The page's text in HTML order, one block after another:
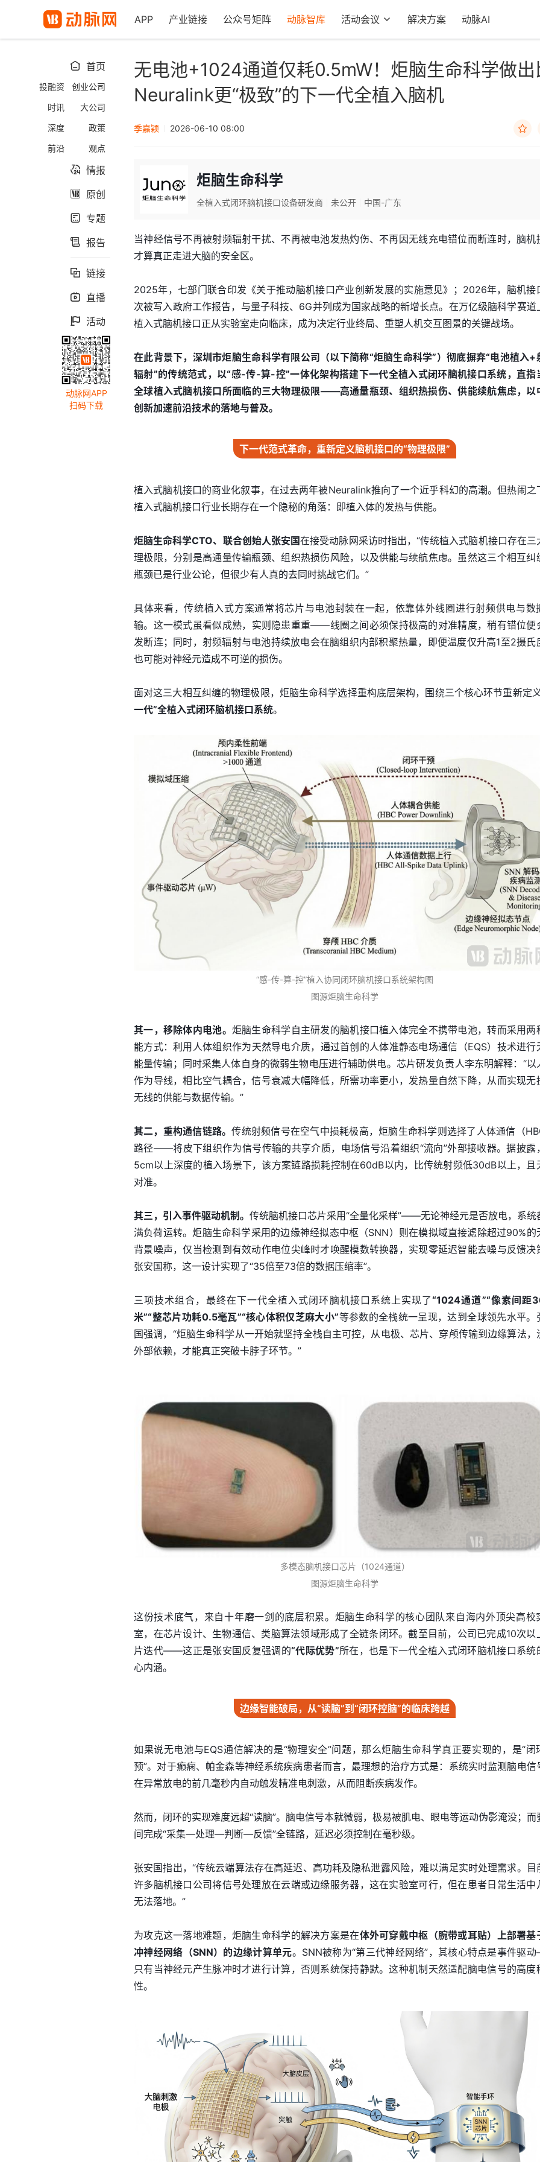
APP 产业链接 公众号矩阵 动脉智库 活动会议 解决方案 动脉AI
 首页
投融资
创业公司
时讯
大公司
深度
政策
前沿
观点
 情报
 原创
 专题
 报告
 链接
 直播
 活动
动脉网APP
扫码下载
无电池+1024通道仅耗0.5mW！炬脑生命科学做出
Neuralink更“极致”的下一代全植入脑机
季嘉颖 2026-06-10 08:00 
炬脑生命科学
全植入式闭环脑机接口设备研发商 未公开 中国-广东
当神经信号不再被射频辐射干扰、不再被电池发热灼伤、不再因无线充电错位而断连时，脑机
才算真正走进大脑的安全区。
2025年，七部门联合印发《关于推动脑机接口产业创新发展的实施意见》；2026年，脑机接
次被写入政府工作报告，与量子科技、6G并列成为国家战略的新增长点。在万亿级脑科学赛道
植入式脑机接口正从实验室走向临床，成为决定行业终局、重塑人机交互图景的关键战场。
在此背景下，深圳市炬脑生命科学有限公司（以下简称“炬脑生命科学”）彻底摒弃“电池植入+
辐射”的传统范式，以“感-传-算-控”一体化架构搭建下一代全植入式闭环脑机接口系统，直指
全球植入式脑机接口所面临的三大物理极限——高通量瓶颈、组织热损伤、供能续航焦虑，以
创新加速前沿技术的落地与普及。
下一代范式革命，重新定义脑机接口的“物理极限”
植入式脑机接口的商业化叙事，在过去两年被Neuralink推向了一个近乎科幻的高潮。但热闹之
植入式脑机接口行业长期存在一个隐秘的角落：即植入体的发热与供能。
炬脑生命科学CTO、联合创始人张安国在接受动脉网采访时指出，“传统植入式脑机接口存在三
理极限，分别是高通量传输瓶颈、组织热损伤风险，以及供能与续航焦虑。虽然这三个相互纠
瓶颈已是行业公论，但很少有人真的去同时挑战它们。”
具体来看，传统植入式方案通常将芯片与电池封装在一起，依靠体外线圈进行射频供电与数
输。这一模式虽看似成熟，实则隐患重重——线圈之间必须保持极高的对准精度，稍有错位便
发断连；同时，射频辐射与电池持续放电会在脑组织内部积聚热量，即便温度仅升高1至2摄氏
也可能对神经元造成不可逆的损伤。
面对这三大相互纠缠的物理极限，炬脑生命科学选择重构底层架构，围绕三个核心环节重新定
一代”全植入式闭环脑机接口系统。
“感-传-算-控”植入协同闭环脑机接口系统架构图
图源炬脑生命科学
其一，移除体内电池。 炬脑生命科学自主研发的脑机接口植入体完全不携带电池，转而采用两
能方式：利用人体组织作为天然导电介质，通过首创的人体准静态电场通信（EQS）技术进行
能量传输；同时采集人体自身的微弱生物电压进行辅助供电。芯片研发负责人李东明解释：“以
作为导线，相比空气耦合，信号衰减大幅降低，所需功率更小，发热量自然下降，从而实现无
无线的供能与数据传输。”
其二，重构通信链路。传统射频信号在空气中损耗极高，炬脑生命科学则选择了人体通信（
路径——将皮下组织作为信号传输的共享介质，电场信号沿着组织“流向”外部接收器。据披露
5cm以上深度的植入场景下，该方案链路损耗控制在60dB以内，比传统射频低30dB以上，且
对准。
其三，引入事件驱动机制。 传统脑机接口芯片采用“全量化采样”——无论神经元是否放电，系统
满负荷运转。炬脑生命科学采用的边缘神经拟态中枢（SNN）则在模拟域直接滤除超过90%的
背景噪声，仅当检测到有效动作电位尖峰时才唤醒模数转换器，实现零延迟智能去噪与反馈决
张安国称，这一设计实现了“35倍至73倍的数据压缩率”。
三项技术组合，最终在下一代全植入式闭环脑机接口系统上实现了“1024通道”“像素间距
米”“整芯片功耗0.5毫瓦”“核心体积仅芝麻大小”等参数的全栈统一呈现，达到全球领先水平。
国强调，“炬脑生命科学从一开始就坚持全栈自主可控，从电极、芯片、穿颅传输到边缘算法，
外部依赖，才能真正突破卡脖子环节。”
多模态脑机接口芯片（1024通道）
图源炬脑生命科学
这份技术底气，来自十年磨一剑的底层积累。炬脑生命科学的核心团队来自海内外顶尖高校
室，在芯片设计、生物通信、类脑算法领域形成了全链条闭环。截至目前，公司已完成10次以
片迭代——这正是张安国反复强调的“代际优势”所在，也是下一代全植入式闭环脑机接口系统
心内涵。
边缘智能破局，从“读脑”到“闭环控脑”的临床跨越
如果说无电池与EQS通信解决的是“物理安全”问题，那么炬脑生命科学真正要实现的，是“闭
预”。对于癫痫、帕金森等神经系统疾病患者而言，最理想的治疗方式是：系统实时监测脑电信
在异常放电的前几毫秒内自动触发精准电刺激，从而阻断疾病发作。
然而，闭环的实现难度远超“读脑”。脑电信号本就微弱，极易被肌电、眼电等运动伪影淹没；而
间完成“采集—处理—判断—反馈”全链路，延迟必须控制在毫秒级。
张安国指出，“传统云端算法存在高延迟、高功耗及隐私泄露风险，难以满足实时处理需求。目
许多脑机接口公司将信号处理放在云端或边缘服务器，这在实验室可行，但在患者日常生活中
无法落地。”
为攻克这一落地难题，炬脑生命科学的解决方案是在体外可穿戴中枢（腕带或耳贴）上部署基
冲神经网络（SNN）的边缘计算单元。SNN被称为“第三代神经网络”，其核心特点是事件驱
只有当神经元产生脉冲时才进行计算，否则系统保持静默。这种机制天然适配脑电信号的高度
性。